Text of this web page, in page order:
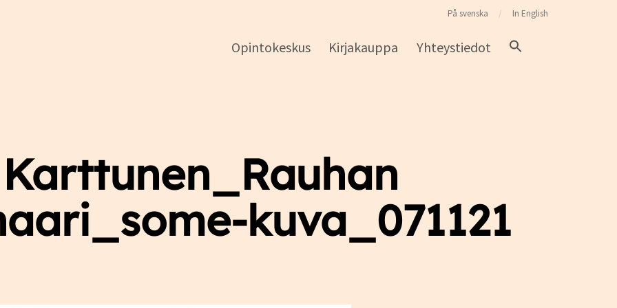
Opintokeskus Kirjakauppa Yhteystiedot
På svenska In English
kuva_071121